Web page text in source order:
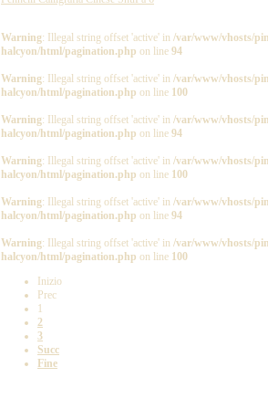
Warning: Illegal string offset 'active' in /var/www/vhosts/
halcyon/html/pagination.php on line 94
Warning: Illegal string offset 'active' in /var/www/vhosts/
halcyon/html/pagination.php on line 100
Warning: Illegal string offset 'active' in /var/www/vhosts/
halcyon/html/pagination.php on line 94
Warning: Illegal string offset 'active' in /var/www/vhosts/
halcyon/html/pagination.php on line 100
Warning: Illegal string offset 'active' in /var/www/vhosts/
halcyon/html/pagination.php on line 94
Warning: Illegal string offset 'active' in /var/www/vhosts/
halcyon/html/pagination.php on line 100
Inizio
Prec
1
2
3
Succ
Fine